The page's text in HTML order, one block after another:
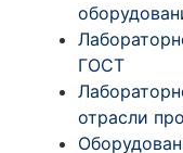
ГОСТ
отрасли